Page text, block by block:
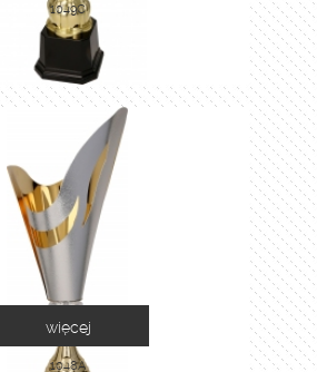
1049C
1048A
więcej